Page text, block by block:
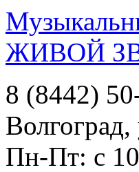
ЖИВОЙ
8 (8442)
Пн-Пт: с